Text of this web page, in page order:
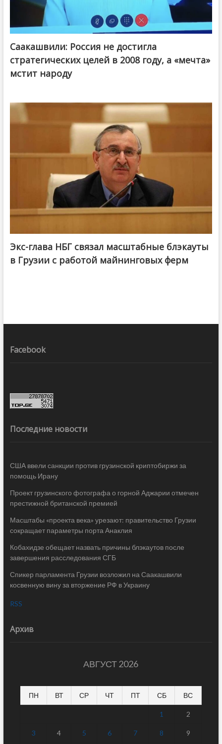
Саакашвили: Россия не достигла
стратегических целей в 2008 году, а «мечта»
мстит народу
Экс-глава НБГ связал масштабные блэкауты
в Грузии с работой майнинговых ферм
Facebook
Последние новости
США ввели санкции против грузинской криптобиржи за
помощь Ирану
Проект грузинского фотографа о горной Аджарии отмечен
престижной британской премией
Масштабы «проекта века» урезают: правительство Грузии
сокращает параметры порта Анаклия
Кобахидзе обещает назвать причины блэкаутов после
завершения расследования СГБ
Спикер парламента Грузии возложил на Саакашвили
косвенную вину за вторжение РФ в Украину
RSS
Архив
АВГУСТ 2026
ПН ВТ СР ЧТ ПТ СБ ВС
1 2
3 4 5 6 7 8 9